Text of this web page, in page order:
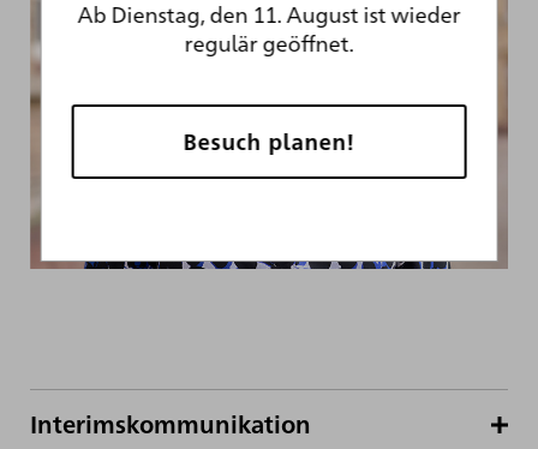
Interimskommunikation
Ab Dienstag, den 11. August ist wieder
regulär geöffnet.
Besuch planen!